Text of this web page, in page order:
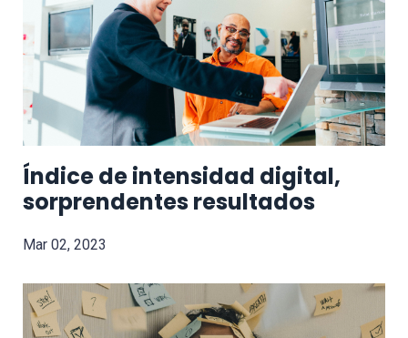
Índice de intensidad digital,
sorprendentes resultados
Mar 02, 2023